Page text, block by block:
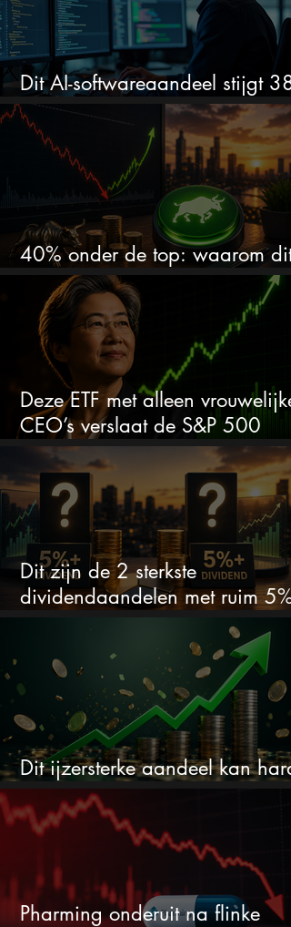
Dit AI-softwareaandeel stijgt
en zet de SaaS-crash op zijn
40% onder de top: waarom dit
aandeel weer interessant wordt
Deze ETF met alleen vrouwelijke
CEO’s verslaat de S&P 500
keihard
Dit zijn de 2 sterkste
dividendaandelen met ruim 5%
Dit ijzersterke aandeel kan hard
stijgen maar bijna niemand kijkt
Pharming onderuit na flinke